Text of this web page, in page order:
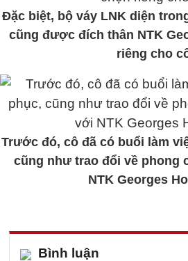
Đặc biệt, bộ váy LNK diện
cũng được đích thân NTK
riêng cho
Trước đó, cô đã có buổi làm
cũng như trao đổi về phong
NTK Georges
Bình luận